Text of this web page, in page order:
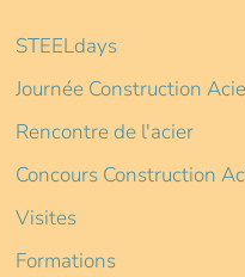
STEELdays
Journée Construction
Rencontre de l'acier
Concours Construction
Visites
Formations